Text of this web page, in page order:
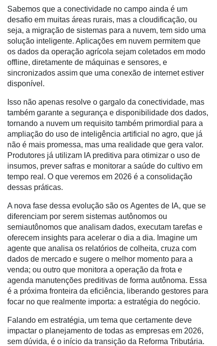
Mercado
Troca
de
Cadeira
Artigos
Agenda
Agricultura
de
Precisão
Automação
e
Robótica
Conectividade
Dados
e
Análise
E-
Commerce
Informatização
da
Agricultura
Software
Empresarial
Sabemos que a conectividade no campo ainda é um
desafio em muitas áreas rurais, mas a cloudificação, ou
seja, a migração de sistemas para a nuvem, tem sido uma
solução inteligente. Aplicações em nuvem permitem que
os dados da operação agrícola sejam coletados em modo
offline, diretamente de máquinas e sensores, e
sincronizados assim que uma conexão de internet estiver
disponível.
Isso não apenas resolve o gargalo da conectividade, mas
também garante a segurança e disponibilidade dos dados,
tornando a nuvem um requisito também primordial para a
ampliação do uso de inteligência artificial no agro, que já
não é mais promessa, mas uma realidade que gera valor.
Produtores já utilizam IA preditiva para otimizar o uso de
insumos, prever safras e monitorar a saúde do cultivo em
tempo real. O que veremos em 2026 é a consolidação
dessas práticas.
A nova fase dessa evolução são os Agentes de IA, que se
diferenciam por serem sistemas autônomos ou
semiautônomos que analisam dados, executam tarefas e
oferecem insights para acelerar o dia a dia. Imagine um
agente que analisa os relatórios de colheita, cruza com
dados de mercado e sugere o melhor momento para a
venda; ou outro que monitora a operação da frota e
agenda manutenções preditivas de forma autônoma. Essa
é a próxima fronteira da eficiência, liberando gestores para
focar no que realmente importa: a estratégia do negócio.
Falando em estratégia, um tema que certamente deve
impactar o planejamento de todas as empresas em 2026,
sem dúvida, é o início da transição da Reforma Tributária.